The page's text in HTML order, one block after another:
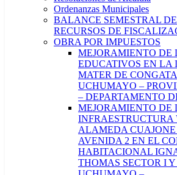
Ordenanzas Municipales
BALANCE SEMESTRAL
RECURSOS DE
OBRA POR IMPUESTOS
MEJORAMIENTO DE
EDUCATIVOS EN LA
MATER DE
UCHUMAYO –
– DEPARTAMENTO
MEJORAMIENTO DE
ALAMEDA
AVENIDA 2 EN EL
HABITACIONAL
THOMAS SECTOR I